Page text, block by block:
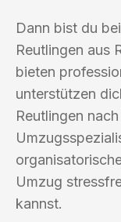
Dann bist du
Reutlingen aus
bieten
unterstützen
Reutlingen
Umzug
kannst.